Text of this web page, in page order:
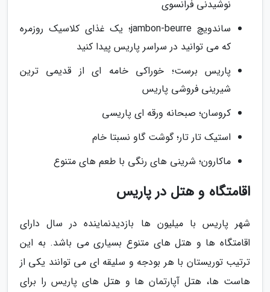
نوشیدنی فرانسوی
ساندویچ jambon-beurre؛ یک غذای کلاسیک روزمره
که می توانید در سراسر پاریس پیدا کنید
پاریس برست؛ خوراکی خامه ای از قدیمی ترین
شیرینی فروشی پاریس
کروسان؛ صبحانه ورقه ای پاریسی
استیک تار تار؛ گوشت گاو نسبتا خام
ماکارون؛ شرینی های رنگی با طعم های متنوع
اقامتگاه و هتل در پاریس
شهر پاریس با میلیون ها بازدیدنماینده در سال دارای
اقامتگاه ها و هتل های متنوع بسیاری می باشد. به این
ترتیب توریستان با هر بودجه و سلیقه ای می توانند یکی از
هاست ها، هتل آپارتمان ها و هتل های پاریس را برای